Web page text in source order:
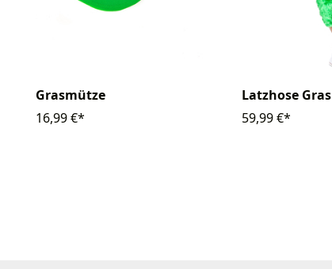
Grasmütze
16,99 €*
Latzhose Gras
59,99 €*